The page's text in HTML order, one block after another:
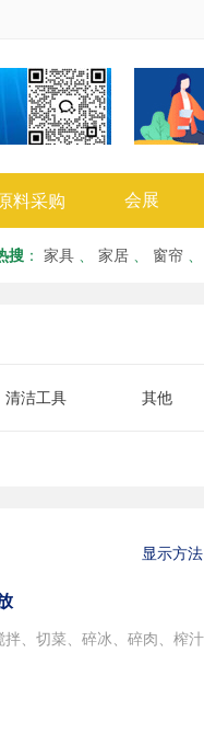
料采购 会展
搜 ： 家具 家居 窗帘
清洁工具 其他
显示方法